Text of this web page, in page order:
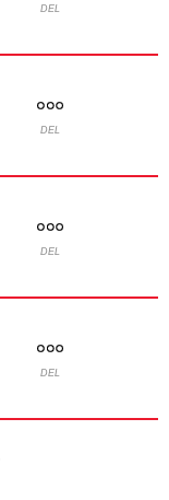
DEL
DEL
DEL
DEL